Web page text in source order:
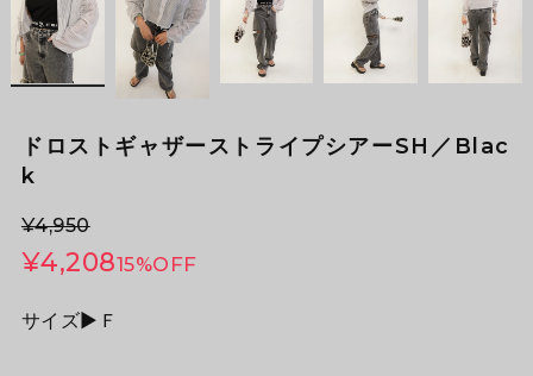
ドロストギャザーストライプシアーSH／Blac
k
¥4,950
¥4,20815%OFF
サイズ▶︎Ｆ